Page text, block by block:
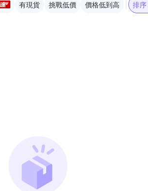
有現貨 挑戰低價 價格低到高 排序